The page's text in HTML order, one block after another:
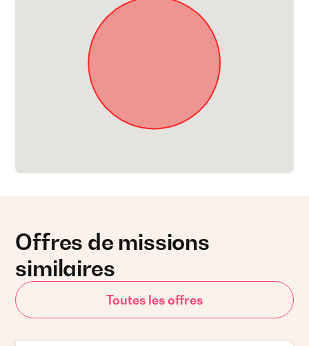
Offres de missions
similaires
Toutes les offres